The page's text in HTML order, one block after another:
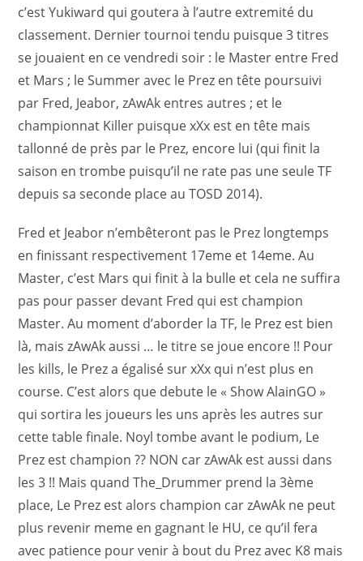
c’est Yukiward qui goutera à l’autre extremité du
classement. Dernier tournoi tendu puisque 3 titres
se jouaient en ce vendredi soir : le Master entre Fred
et Mars ; le Summer avec le Prez en tête poursuivi
par Fred, Jeabor, zAwAk entres autres ; et le
championnat Killer puisque xXx est en tête mais
tallonné de près par le Prez, encore lui (qui finit la
saison en trombe puisqu’il ne rate pas une seule TF
depuis sa seconde place au TOSD 2014).
Fred et Jeabor n’embêteront pas le Prez longtemps
en finissant respectivement 17eme et 14eme. Au
Master, c’est Mars qui finit à la bulle et cela ne suffira
pas pour passer devant Fred qui est champion
Master. Au moment d’aborder la TF, le Prez est bien
là, mais zAwAk aussi … le titre se joue encore !! Pour
les kills, le Prez a égalisé sur xXx qui n’est plus en
course. C’est alors que debute le « Show AlainGO »
qui sortira les joueurs les uns après les autres sur
cette table finale. Noyl tombe avant le podium, Le
Prez est champion ?? NON car zAwAk est aussi dans
les 3 !! Mais quand The_Drummer prend la 3ème
place, Le Prez est alors champion car zAwAk ne peut
plus revenir meme en gagnant le HU, ce qu’il fera
avec patience pour venir à bout du Prez avec K8 mais